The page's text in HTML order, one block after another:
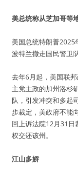
美总统称从芝加哥等
美国总统特朗普
波特兰撤走国民警卫队
去年6月起，美国联
主党主政的加州洛杉
队，引发冲突和多起
步裁定，美政府不能
回上诉法院12月31日
权交还该州。
江山多娇